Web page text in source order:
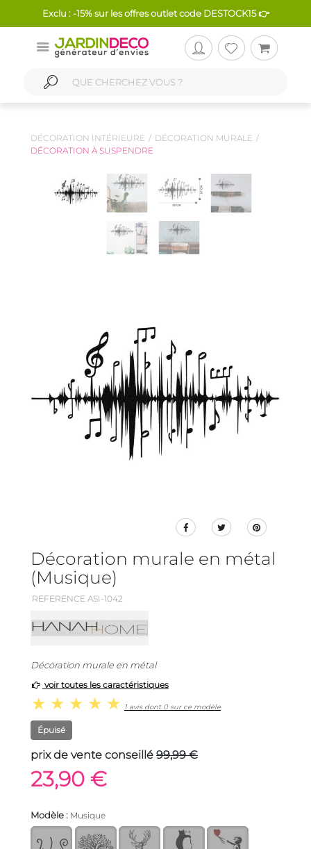
Exclu : -15% sur les offres outlet code DESTOCK15 👉
DÉCORATION INTÉRIEURE
DÉCORATION MURALE
DÉCORATION À SUSPENDRE
Décoration murale en métal
(Musique)
REFERENCE ASI-1042
Décoration murale en métal
voir toutes les caractéristiques
1 avis dont 0 sur ce modèle
Épuisé
prix de vente conseillé 99,99 €
23,90 €
Modèle : Musique